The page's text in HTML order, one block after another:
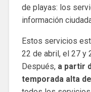
de playas: los
información
Estos servicios
22 de abril, el 27 y
Después, a partir
temporada alta